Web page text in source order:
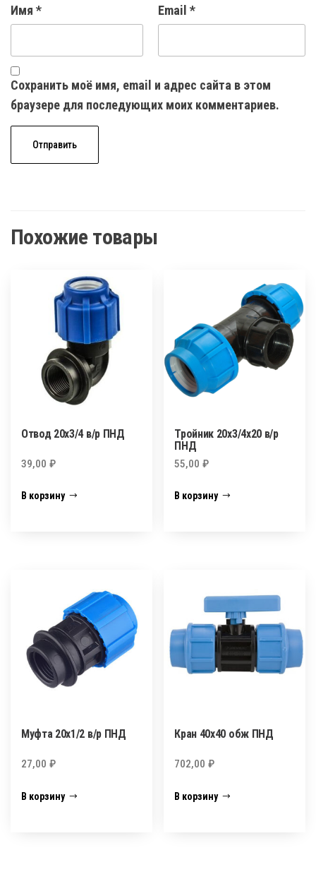
Имя * Email *
Сохранить моё имя, email и адрес сайта в этом
браузере для последующих моих комментариев.
Похожие товары
Отвод 20х3/4 в/р ПНД
39,00 ₽
В корзину
Тройник 20х3/4х20 в/р
ПНД
55,00₽
В корзину
Муфта 20х1/2 в/р ПНД
27,00 ₽
В корзину
Кран 40х40 обж ПНД
702,00₽
В корзину